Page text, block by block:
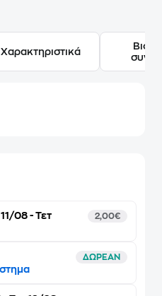
Χαρακτηριστικά
11/08 - Τετ
2,00€
ΔΩΡΕΑΝ